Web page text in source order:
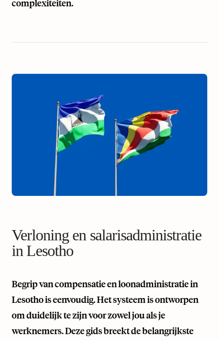
complexiteiten.
Verloning en salarisadministratie
in Lesotho
Begrip van compensatie en loonadministratie in
Lesotho is eenvoudig. Het systeem is ontworpen
om duidelijk te zijn voor zowel jou als je
werknemers. Deze gids breekt de belangrijkste